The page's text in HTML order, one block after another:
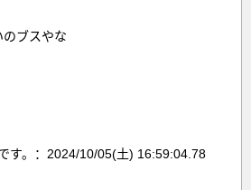
ブスやな
す。：2024/10/05(土) 16:59:04.78